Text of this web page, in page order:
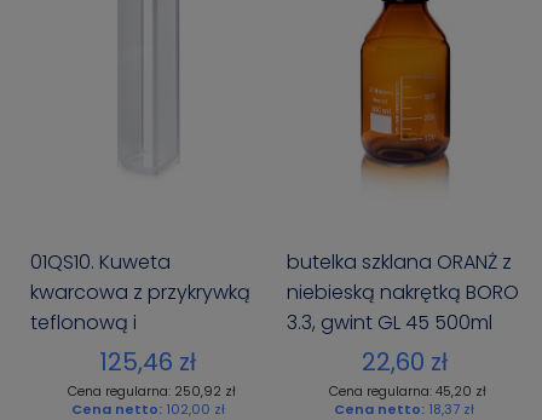
01QS10. Kuweta
kwarcowa z przykrywką
teflonową i
niezaokrąglonymi
rogami dna 10 mm
125,46 zł
Cena regularna: 250,92 zł
Cena netto: 102,00 zł
butelka szklana ORANŻ z
niebieską nakrętką BORO
3.3, gwint GL 45 500ml
22,60 zł
Cena regularna: 45,20 zł
Cena netto: 18,37 zł